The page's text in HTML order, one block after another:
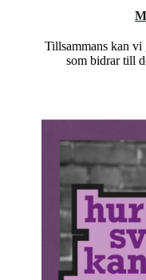
Tillsammans kan vi
som bidrar till